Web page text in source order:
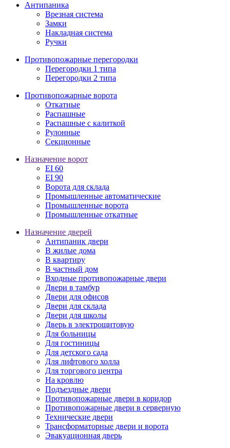
Антипаника
Врезная система
Замки
Накладная система
Ручки
Противопожарные перегородки
Перегородки 1 типа
Перегородки 2 типа
Противопожарные ворота
Откатные
Распашные
Распашные с калиткой
Рулонные
Секционные
Назначение ворот
EI 60
EI 90
Ворота для склада
Промышленные автоматические
Промышленные ворота
Промышленные откатные
Назначение дверей
Антипаник двери
В жилые дома
В квартиру
В частный дом
Входные противопожарные двери
Двери в тамбур
Двери для офисов
Двери для склада
Двери для школы
Дверь в электрощитовую
Для больницы
Для гостиницы
Для детского сада
Для лифтового холла
Для торгового центра
На кровлю
Подъездные двери
Противопожарные двери в коридор
Противопожарные двери в серверную
Технические двери
Трансформаторные двери и ворота
Эвакуационная дверь